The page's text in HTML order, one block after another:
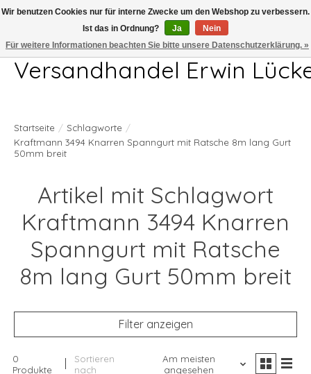
Telefon 04407 715872 MO-DO 7.00-17.00Uhr FR 7.00-13.00Uhr
Versandhandel Erwin
Startseite / Schlagworte /
Kraftmann 3494 Knarren Spanngurt mit Ratsche 8m lang Gurt
50mm breit
Artikel mit Schlagwort
Kraftmann 3494 Knarren
Spanngurt mit Ratsche
8m lang Gurt 50mm breit
Filter anzeigen
0
Produkte
Sortieren
nach
Am meisten
angesehen
Wir benutzen Cookies nur für interne Zwecke um den Webshop zu verbessern.
Ist das in Ordnung?
Ja
Nein
Für weitere Informationen beachten Sie bitte unsere Datenschutzerklärung. »